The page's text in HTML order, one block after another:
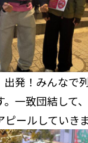
発！みんなで列
一致団結して
ールしていき